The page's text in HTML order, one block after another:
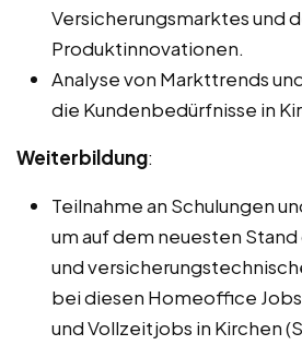
Versicherungsmarktes und
Produktinnovationen.
Analyse von Markttrends
die Kundenbedürfnisse in
Weiterbildung:
Teilnahme an Schulungen
um auf dem neuesten
und
bei diesen Homeoffice
und Vollzeitjobs in Kirchen